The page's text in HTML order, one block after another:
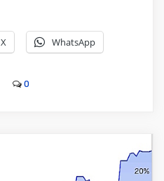
X WhatsApp
0